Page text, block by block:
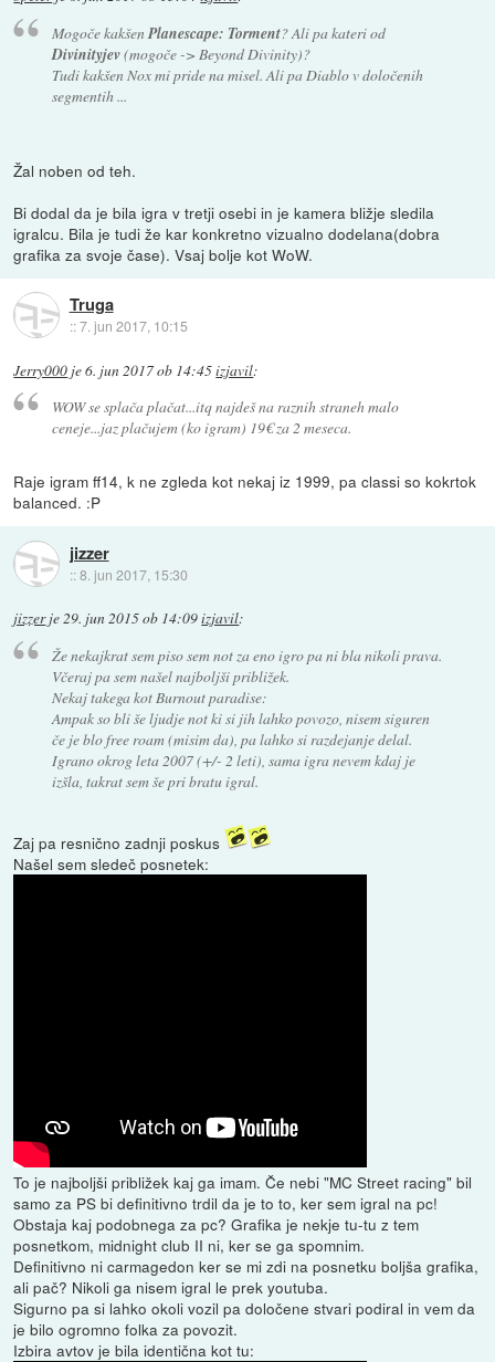
Mogoče kakšen Planescape: Torment? Ali pa kateri od
Divinityjev(mogoče -> Beyond Divinity)?
Tudi kakšen Nox mi pride na misel. Ali pa Diablo v določenih
segmentih ...
Žal noben od teh.
Bi dodal da je bila igra v tretji osebi in je kamera bližje sledila
igralcu. Bila je tudi že kar konkretno vizualno dodelana(dobra
grafika za svoje čase). Vsaj bolje kot WoW.
Truga
::7. jun 2017, 10:15
Jerry000 je6. jun 2017 ob 14:45izjavil:
WOW se splača plačat...itq najdeš na raznih straneh malo
ceneje...jaz plačujem (ko igram) 19€ za 2 meseca.
Raje igram ff14, k ne zgleda kot nekaj iz 1999, pa classi so kokrtok
balanced. :P
jizzer
::8. jun 2017, 15:30
jizzerje29. jun 2015 ob 14:09izjavil:
Že nekajkrat sem piso sem not za eno igro pa ni bla nikoli prava.
Včeraj pa sem našel najboljši približek.
Nekaj takega kot Burnout paradise:
Ampak so bli še ljudje not ki si jih lahko povozo, nisem siguren
če je blo free roam (misim da), pa lahko si razdejanje delal.
Igrano okrog leta 2007 (+/- 2 leti), sama igra nevem kdaj je
izšla, takrat sem še pri bratu igral.
Zaj pa resnično zadnji poskus
Našel sem sledeč posnetek:
To je najboljši približek kaj ga imam. Če nebi "MC Street racing" bil
samo za PS bi definitivno trdil da je to to, ker sem igral na pc!
Obstaja kaj podobnega za pc? Grafika je nekje tu-tu z tem
posnetkom, midnight club II ni, ker se ga spomnim.
Definitivno ni carmagedon ker se mi zdi na posnetku boljša grafika,
ali pač? Nikoli ga nisem igral le prek youtuba.
Sigurno pa si lahko okoli vozil pa določene stvari podiral in vem da
je bilo ogromno folka za povozit.
Izbira avtov je bila identična kot tu: